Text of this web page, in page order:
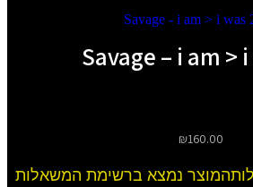
₪160.00
המוצר נמצא ברשימת המשאלות